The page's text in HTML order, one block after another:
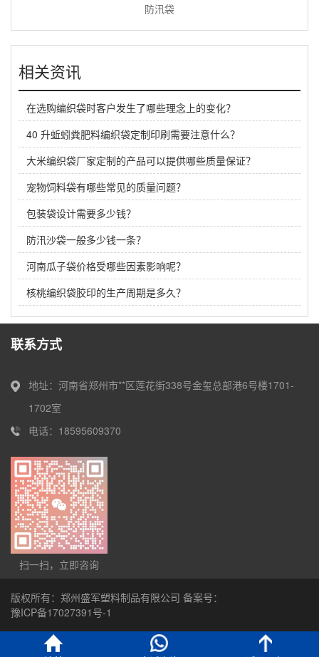
防汛袋
相关资讯
在选购编织袋时客户发生了哪些理念上的变化？
40 升蚯蚓粪肥料编织袋定制印刷需要注意什么？
大米编织袋厂家定制的产品可以提供哪些质量保证？
宠物饲料袋有哪些常见的质量问题？
包装袋设计需要多少钱？
防汛沙袋一般多少钱一条？
河南瓜子袋价格受哪些因素影响呢？
核桃编织袋胶印的生产周期是多久？
联系方式
地址：河南省郑州市**区莲花街338号金玺总部港6号楼1701-
1702室
电话：18595609370
扫一扫，立即咨询
版权所有：郑州盛军塑料制品有限公司 备案号：
豫ICP备17027391号-1